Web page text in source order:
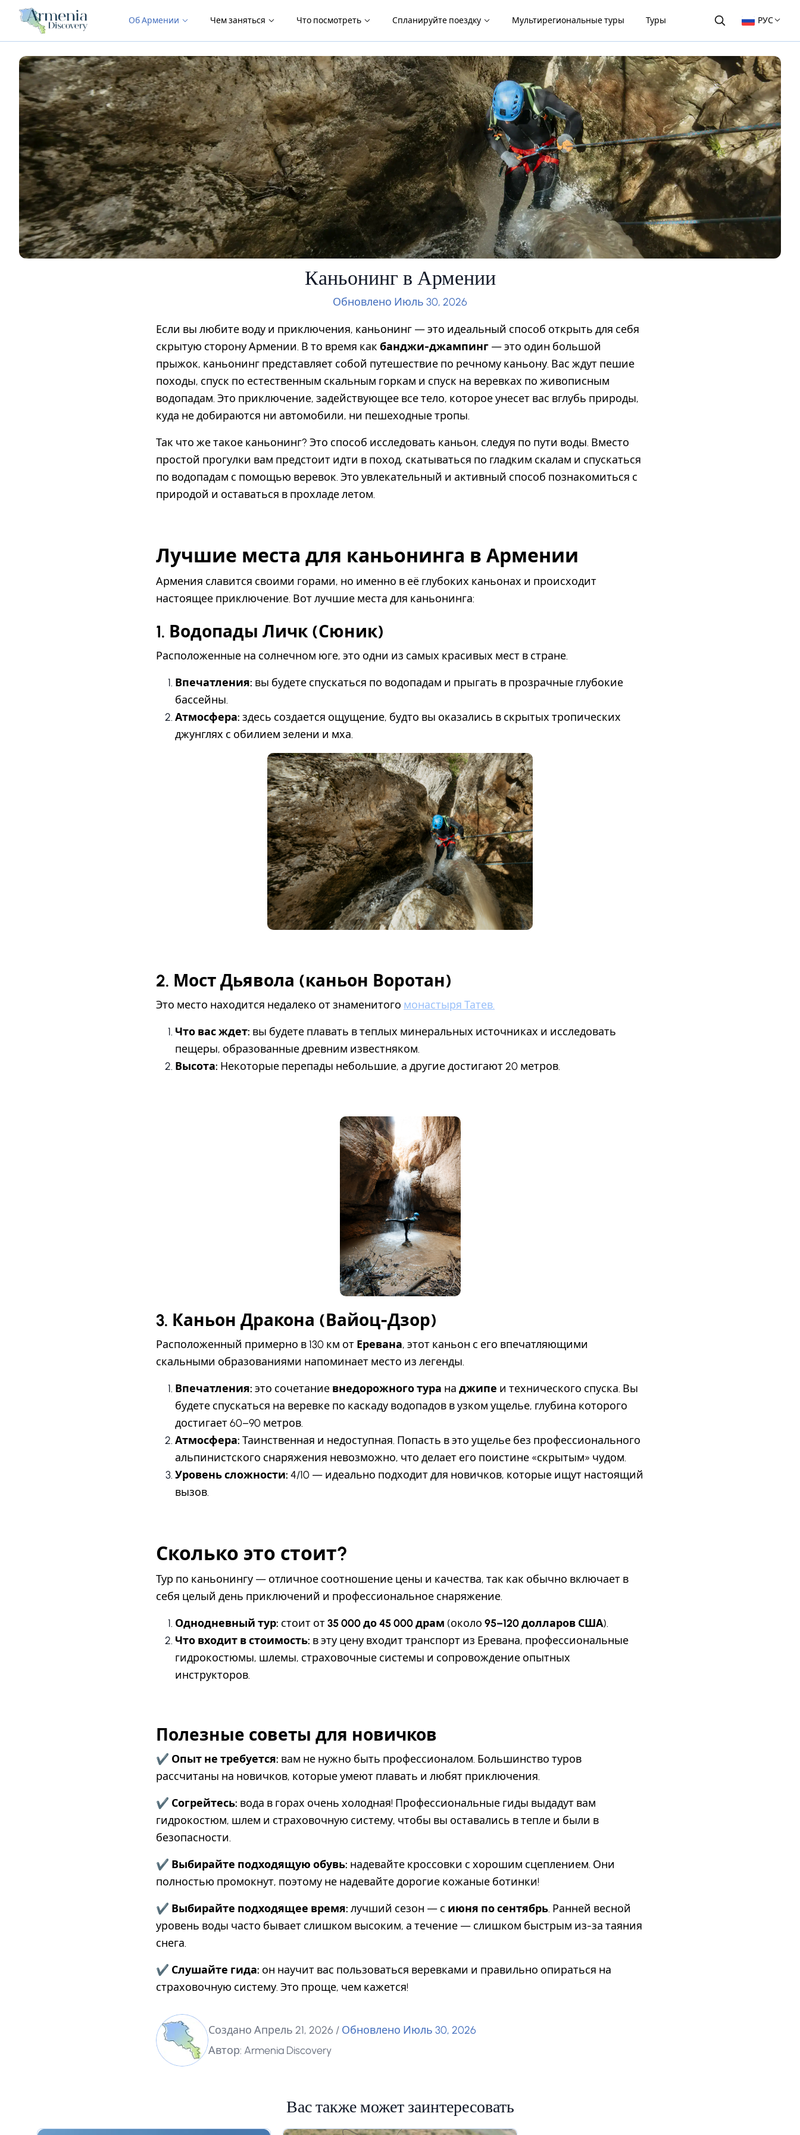
Об Армении Чем заняться Что посмотреть Спланируйте поездку Мультирегиональные туры Туры РУС
Каньонинг в Армении
Обновлено Июль 30, 2026
Если вы любите воду и приключения, каньонинг — это идеальный способ открыть для себя
скрытую сторону Армении. В то время как банджи-джампинг — это один большой
прыжок, каньонинг представляет собой путешествие по речному каньону. Вас ждут пешие
походы, спуск по естественным скальным горкам и спуск на веревках по живописным
водопадам. Это приключение, задействующее все тело, которое унесет вас вглубь природы,
куда не добираются ни автомобили, ни пешеходные тропы.
Так что же такое каньонинг? Это способ исследовать каньон, следуя по пути воды. Вместо
простой прогулки вам предстоит идти в поход, скатываться по гладким скалам и спускаться
по водопадам с помощью веревок. Это увлекательный и активный способ познакомиться с
природой и оставаться в прохладе летом.
Лучшие места для каньонинга в Армении
Армения славится своими горами, но именно в её глубоких каньонах и происходит
настоящее приключение. Вот лучшие места для каньонинга:
1. Водопады Личк (Сюник)
Расположенные на солнечном юге, это одни из самых красивых мест в стране.
Впечатления: вы будете спускаться по водопадам и прыгать в прозрачные глубокие
бассейны.
Атмосфера: здесь создается ощущение, будто вы оказались в скрытых тропических
джунглях с обилием зелени и мха.
2. Мост Дьявола (каньон Воротан)
Это место находится недалеко от знаменитого монастыря Татев.
Что вас ждет: вы будете плавать в теплых минеральных источниках и исследовать
пещеры, образованные древним известняком.
Высота: Некоторые перепады небольшие, а другие достигают 20 метров.
3. Каньон Дракона (Вайоц-Дзор)
Расположенный примерно в 130 км от Еревана, этот каньон с его впечатляющими
скальными образованиями напоминает место из легенды.
Впечатления: это сочетание внедорожного тура на джипе и технического спуска. Вы
будете спускаться на веревке по каскаду водопадов в узком ущелье, глубина которого
достигает 60–90 метров.
Атмосфера: Таинственная и недоступная. Попасть в это ущелье без профессионального
альпинистского снаряжения невозможно, что делает его поистине «скрытым» чудом.
Уровень сложности: 4/10 — идеально подходит для новичков, которые ищут настоящий
вызов.
Сколько это стоит?
Тур по каньонингу — отличное соотношение цены и качества, так как обычно включает в
себя целый день приключений и профессиональное снаряжение.
Однодневный тур: стоит от35 000 до 45 000 драм (около 95–120 долларов США).
Что входит в стоимость: в эту цену входит транспорт из Еревана, профессиональные
гидрокостюмы, шлемы, страховочные системы и сопровождение опытных
инструкторов.
Полезные советы для новичков
✔ Опыт не требуется: вам не нужно быть профессионалом. Большинство туров
рассчитаны на новичков, которые умеют плавать и любят приключения.
✔ Согрейтесь: вода в горах очень холодная! Профессиональные гиды выдадут вам
гидрокостюм, шлем и страховочную систему, чтобы вы оставались в тепле и были в
безопасности.
✔ Выбирайте подходящую обувь: надевайте кроссовки с хорошим сцеплением. Они
полностью промокнут, поэтому не надевайте дорогие кожаные ботинки!
✔ Выбирайте подходящее время: лучший сезон — с июня по сентябрь. Ранней весной
уровень воды часто бывает слишком высоким, а течение — слишком быстрым из-за таяния
снега.
✔ Слушайте гида: он научит вас пользоваться веревками и правильно опираться на
страховочную систему. Это проще, чем кажется!
Создано Апрель 21, 2026 / Обновлено Июль 30, 2026
Автор: Armenia Discovery
Вас также может заинтересовать